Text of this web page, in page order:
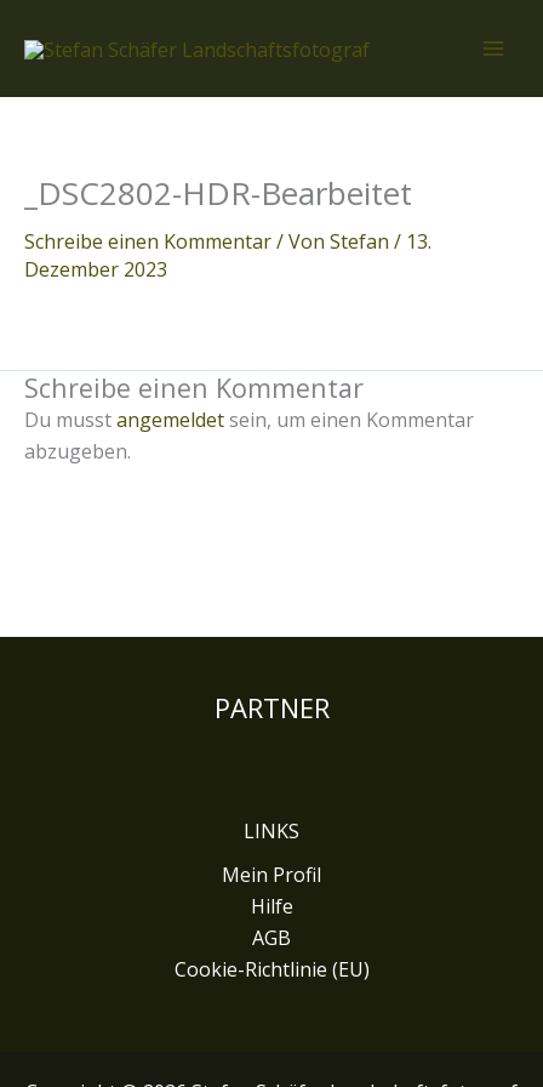
Inhalt
_DSC2802-HDR-Bearbeitet
Schreibe einen Kommentar/ Von Stefan / 13.
Dezember 2023
Schreibe einen Kommentar
Du musstangemeldetsein, um einen Kommentar
abzugeben.
PARTNER
LINKS
Mein Profil
Hilfe
AGB
Cookie-Richtlinie (EU)